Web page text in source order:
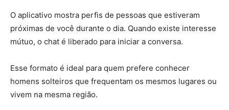
O aplicativo mostra perfis de pessoas que estiveram
próximas de você durante o dia. Quando existe interesse
mútuo, o chat é liberado para iniciar a conversa.
Esse formato é ideal para quem prefere conhecer
homens solteiros que frequentam os mesmos lugares ou
vivem na mesma região.